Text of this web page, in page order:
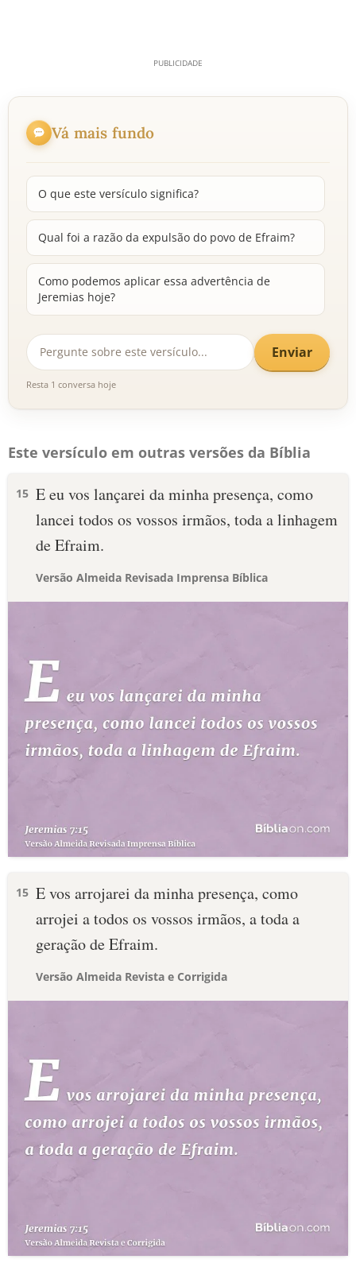
Vá mais fundo
O que este versículo significa?
Qual foi a razão da expulsão do povo de Efraim?
Como podemos aplicar essa advertência de
Jeremias hoje?
Enviar
Resta 1 conversa hoje
Este versículo em outras versões da Bíblia
15 E eu vos lançarei da minha presença, como
lancei todos os vossos irmãos, toda a linhagem
de Efraim.
Versão Almeida Revisada Imprensa Bíblica
15 E vos arrojarei da minha presença, como
arrojei a todos os vossos irmãos, a toda a
geração de Efraim.
Versão Almeida Revista e Corrigida